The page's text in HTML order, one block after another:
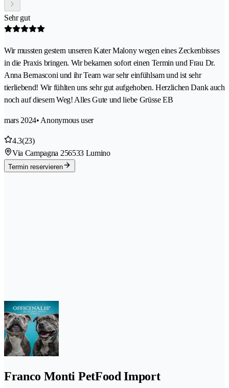
Sehr gut
Wir mussten gestern unseren Kater Malony wegen eines Zeckenbisses
in die Praxis bringen. Wir bekamen sofort einen Termin und Frau Dr.
Anna Bernasconi und ihr Team war sehr einfühlsam und ist sehr
tierliebend! Wir fühlten uns sehr gut aufgehoben. Herzlichen Dank auch
noch auf diesem Weg! Alles Gute und liebe Grüsse EB
mars 2024• Anonymous user
4.3(23)
Via Campagna 256533 Lumino
Termin reservieren
Franco Monti PetFood Import